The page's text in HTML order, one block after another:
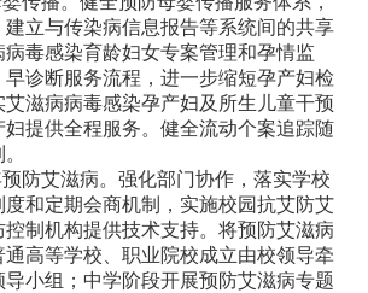
建立与传染病信息报告等系统间的共享
毒感染育龄妇女专案管理和孕情监
诊断服务流程，进一步缩短孕产妇检
滋病病毒感染孕产妇及所生儿童干预
提供全程服务。健全流动个案追踪随
防艾滋病。强化部门协作，落实学校
和定期会商机制，实施校园抗艾防艾
制机构提供技术支持。将预防艾滋病
高等学校、职业院校成立由校领导牵
小组；中学阶段开展预防艾滋病专题